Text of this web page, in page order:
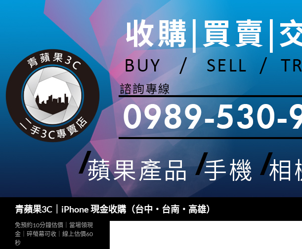
青蘋果3C｜iPhone 現金收購（台中・台南・高雄）
免預約10分鐘估價｜當場領現
金｜碎螢幕可收｜線上估價60
秒